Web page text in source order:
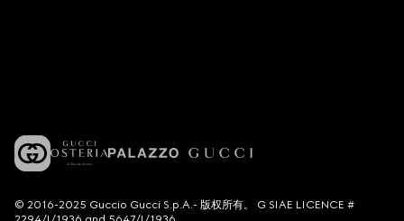
© 2016-2025 Guccio Gucci S.p.A.- 版权所有。 G SIAE LICENCE #